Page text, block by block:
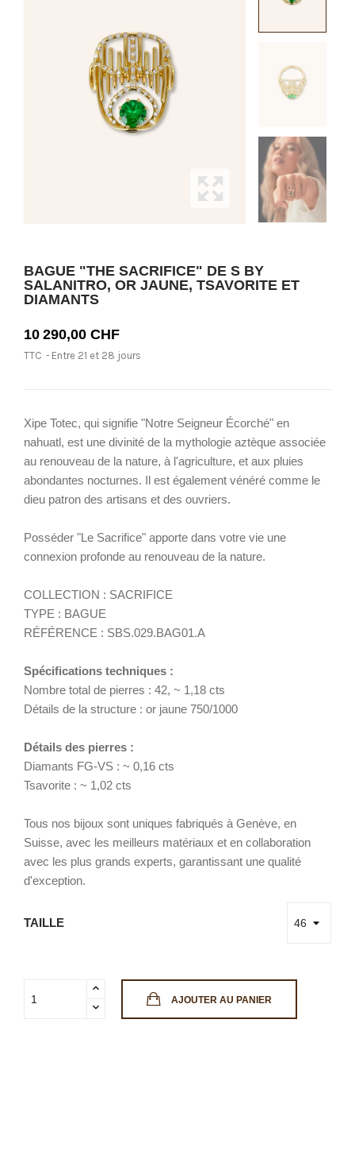
BAGUE "THE SACRIFICE" DE S BY
SALANITRO, OR JAUNE, TSAVORITE ET
DIAMANTS
10 290,00 CHF
TTC Entre 21 et 28 jours
Xipe Totec, qui signifie "Notre Seigneur Écorché" en
nahuatl, est une divinité de la mythologie aztèque associée
au renouveau de la nature, à l'agriculture, et aux pluies
abondantes nocturnes. Il est également vénéré comme le
dieu patron des artisans et des ouvriers.
Posséder "Le Sacrifice" apporte dans votre vie une
connexion profonde au renouveau de la nature.
COLLECTION : SACRIFICE
TYPE : BAGUE
RÉFÉRENCE : SBS.029.BAG01.A
Spécifications techniques :
Nombre total de pierres : 42, ~ 1,18 cts
Détails de la structure : or jaune 750/1000
Détails des pierres :
Diamants FG-VS : ~ 0,16 cts
Tsavorite : ~ 1,02 cts
Tous nos bijoux sont uniques fabriqués à Genève, en
Suisse, avec les meilleurs matériaux et en collaboration
avec les plus grands experts, garantissant une qualité
d'exception.
TAILLE
AJOUTER AU PANIER